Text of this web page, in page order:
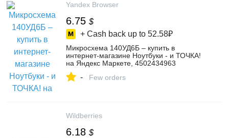
Yandex Browser
6.75 $
+ Cash back up to 52.58₽
Микросхема 140УД6Б – купить в
интернет-магазине Ноутбуки - и ТОЧКА!
на Яндекс Маркете, 4502434963
- Few orders
Wildberries
6.18 $